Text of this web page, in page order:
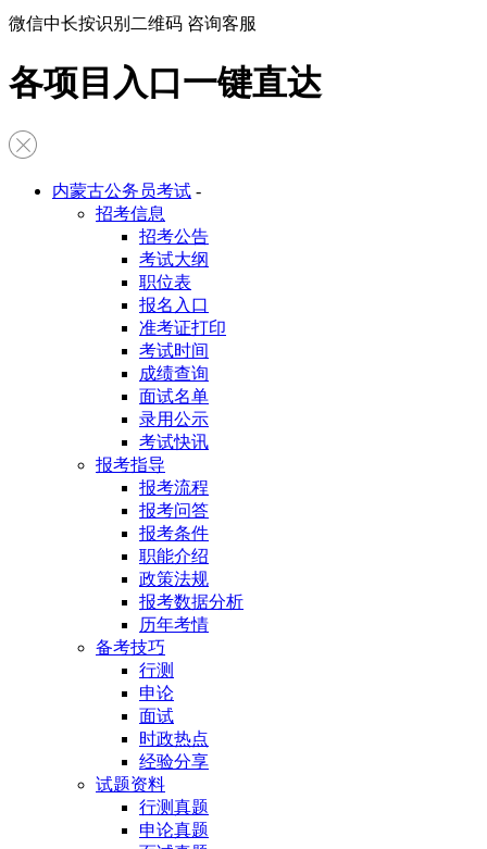
微信中长按识别二维码 咨询客服
各项目入口一键直达
内蒙古公务员考试 -
招考信息
招考公告
考试大纲
职位表
报名入口
准考证打印
考试时间
成绩查询
面试名单
录用公示
考试快讯
报考指导
报考流程
报考问答
报考条件
职能介绍
政策法规
报考数据分析
历年考情
备考技巧
行测
申论
面试
时政热点
经验分享
试题资料
行测真题
申论真题